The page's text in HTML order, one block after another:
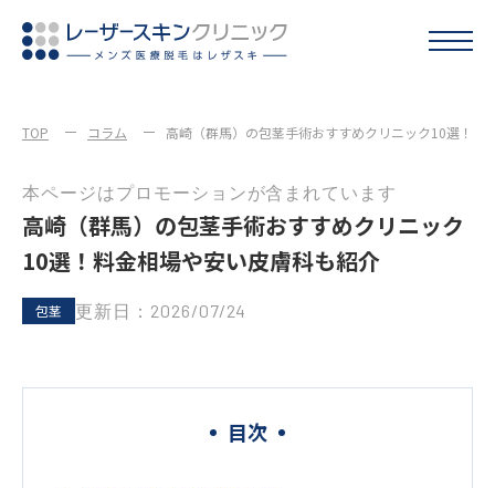
TOP コラム 高崎（群馬）の包茎手術おすすめクリニック10選！料
本ページはプロモーションが含まれています
高崎（群馬）の包茎手術おすすめクリニック
10選！料金相場や安い皮膚科も紹介
包茎 更新日：2026/07/24
目次